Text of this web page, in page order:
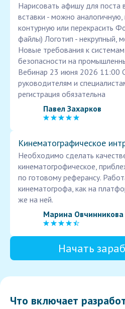
Нарисовать афишу для поста
вставки - можно
контурную или перекрасить
файлы) Логотип - некрупный,
Новые требования к
безопасности на
Вебинар 23 июня 2026 11:00
руководителям и
регистрация обязательна
Павел Захарков
Кинематографическое
Необходимо сделать
кинематогрофическое,
по готовому реферансу.
кинематогрофа, как на
же на ней.
Марина Овчинникова
Начать
Что включает